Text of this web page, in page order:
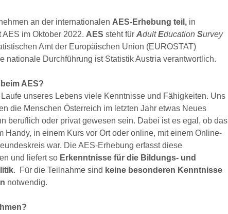
an der internationalen AES-Erhebung teil, in
AES im Oktober 2022. AES steht fürAdultEducationSurvey
Amt der Europäischen Union (EUROSTAT)
nationale Durchführung ist Statistik Austria verantwortlich.
AES?
unseres Lebens viele Kenntnisse und Fähigkeiten. Uns
die Menschen Österreich im letzten Jahr etwas Neues
beruflich oder privat gewesen sein. Dabei ist es egal, ob das
Handy, in einem Kurs vor Ort oder online, mit einem Online-
war. Die AES-Erhebung erfasst diese
und liefert so Erkenntnisse für die Bildungs- und
. Für die Teilnahme sind keine besonderen Kenntnisse
notwendig.